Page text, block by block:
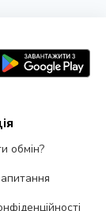
обмін?